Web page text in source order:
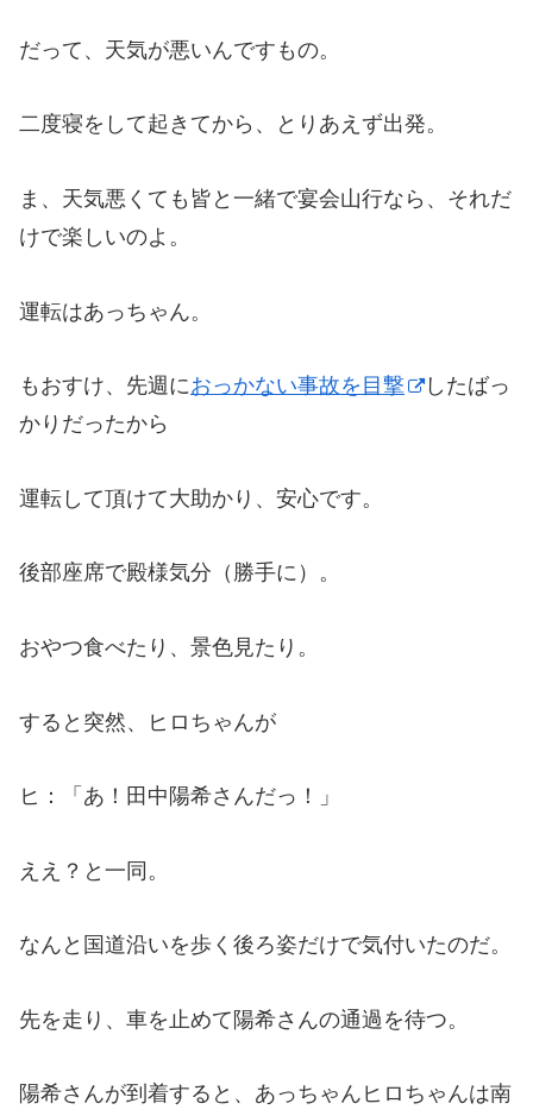
だって、天気が悪いんですもの。
二度寝をして起きてから、とりあえず出発。
ま、天気悪くても皆と一緒で宴会山行なら、それだ
けで楽しいのよ。
運転はあっちゃん。
もおすけ、先週におっかない事故を目撃
したばっ
かりだったから
運転して頂けて大助かり、安心です。
後部座席で殿様気分（勝手に）。
おやつ食べたり、景色見たり。
すると突然、ヒロちゃんが
ヒ：「あ！田中陽希さんだっ！」
ええ？と一同。
なんと国道沿いを歩く後ろ姿だけで気付いたのだ。
先を走り、車を止めて陽希さんの通過を待つ。
陽希さんが到着すると、あっちゃんヒロちゃんは南